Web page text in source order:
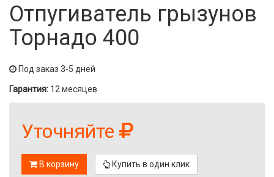
Отпугиватель грызунов
Торнадо 400
Под заказ 3-5 дней
Гарантия: 12 месяцев
Уточняйте
В корзину Купить в один клик